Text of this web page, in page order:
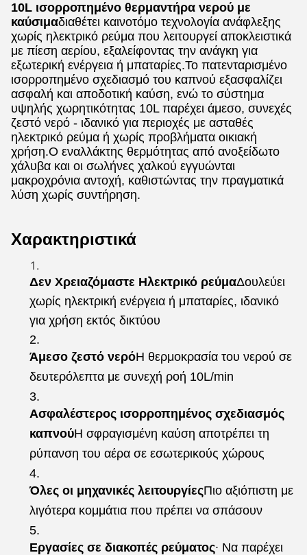
10L ισορροπημένο θερμαντήρα νερού με
καύσιμαδιαθέτει καινοτόμο τεχνολογία ανάφλεξης
χωρίς ηλεκτρικό ρεύμα που λειτουργεί αποκλειστικά
με πίεση αερίου, εξαλείφοντας την ανάγκη για
εξωτερική ενέργεια ή μπαταρίες.Το πατενταρισμένο
ισορροπημένο σχεδιασμό του καπνού εξασφαλίζει
ασφαλή και αποδοτική καύση, ενώ το σύστημα
υψηλής χωρητικότητας 10L παρέχει άμεσο, συνεχές
ζεστό νερό - ιδανικό για περιοχές με ασταθές
ηλεκτρικό ρεύμα ή χωρίς προβλήματα οικιακή
χρήση.Ο εναλλάκτης θερμότητας από ανοξείδωτο
χάλυβα και οι σωλήνες χαλκού εγγυώνται
μακροχρόνια αντοχή, καθιστώντας την πραγματικά
λύση χωρίς συντήρηση.
Χαρακτηριστικά
Δεν Χρειαζόμαστε Ηλεκτρικό ρεύμαΔουλεύει
χωρίς ηλεκτρική ενέργεια ή μπαταρίες, ιδανικό
για χρήση εκτός δικτύου
Άμεσο ζεστό νερόΗ θερμοκρασία του νερού σε
δευτερόλεπτα με συνεχή ροή 10L/min
Ασφαλέστερος ισορροπημένος σχεδιασμός
καπνούΗ σφραγισμένη καύση αποτρέπει τη
ρύπανση του αέρα σε εσωτερικούς χώρους
Όλες οι μηχανικές λειτουργίεςΠιο αξιόπιστη με
λιγότερα κομμάτια που πρέπει να σπάσουν
Εργασίες σε διακοπές ρεύματος∙ Να παρέχει